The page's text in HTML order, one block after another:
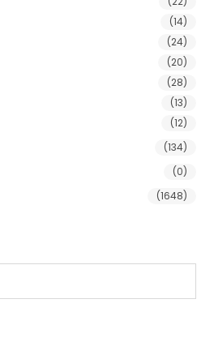
(14)
(24)
(20)
(28)
(13)
(12)
(134)
(0)
(1648)